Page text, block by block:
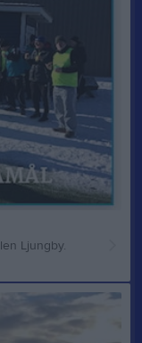
Ljungby.